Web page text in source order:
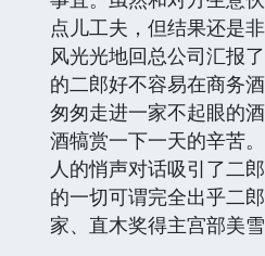
点儿工夫，但结果还是
风光光地回总公司汇报
的二郎好不容易在商务
匆匆走进一家不起眼的
酒犒赏一下一天的辛苦
人的悄声对话吸引了二
的一切可谓完全出乎二
家、直木奖得主宫部美